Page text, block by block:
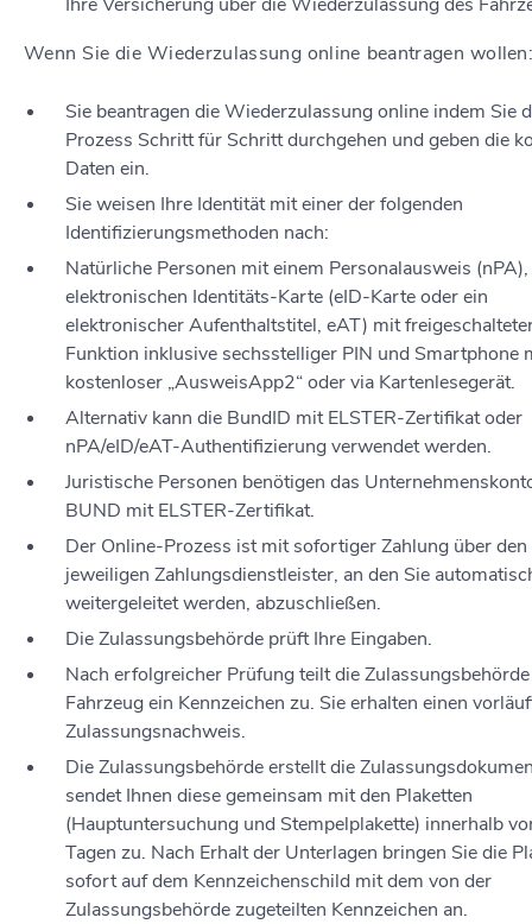
Wenn Sie die Wiederzulassung online beantragen
Sie beantragen die Wiederzulassung online indem Sie
Prozess Schritt für Schritt durchgehen und geben die
Daten ein.
Sie weisen Ihre Identität mit einer der folgenden
Identifizierungsmethoden nach:
Natürliche Personen mit einem Personalausweis
elektronischen Identitäts-Karte (eID-Karte oder ein
elektronischer Aufenthaltstitel, eAT) mit
Funktion inklusive sechsstelliger PIN und Smartphone
kostenloser „AusweisApp2“ oder via Kartenlesegerät.
Alternativ kann die BundID mit ELSTER-Zertifikat oder
nPA/eID/eAT-Authentifizierung verwendet werden.
Juristische Personen benötigen das
BUND mit ELSTER-Zertifikat.
Der Online-Prozess ist mit sofortiger Zahlung über den
jeweiligen Zahlungsdienstleister, an den Sie
weitergeleitet werden, abzuschließen.
Die Zulassungsbehörde prüft Ihre Eingaben.
Nach erfolgreicher Prüfung teilt die
Fahrzeug ein Kennzeichen zu. Sie erhalten einen
Zulassungsnachweis.
Die Zulassungsbehörde erstellt die
sendet Ihnen diese gemeinsam mit den Plaketten
(Hauptuntersuchung und Stempelplakette) innerhalb
Tagen zu. Nach Erhalt der Unterlagen bringen Sie die
sofort auf dem Kennzeichenschild mit dem von der
Zulassungsbehörde zugeteilten Kennzeichen an.